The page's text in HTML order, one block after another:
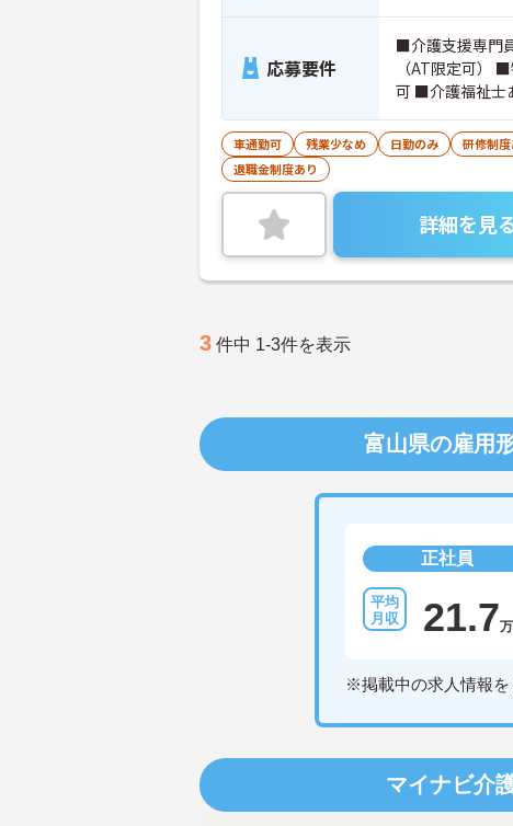
応募要件
■介護支援専門
（AT限定可）
可 ■介護福祉士
車通勤可 残業少なめ 日勤のみ 研修制度
退職金制度あり
詳細を見
3 件中 1-3件を表示
富山県の雇用
正社員
21.7
※掲載中の求人情報を
マイナビ介